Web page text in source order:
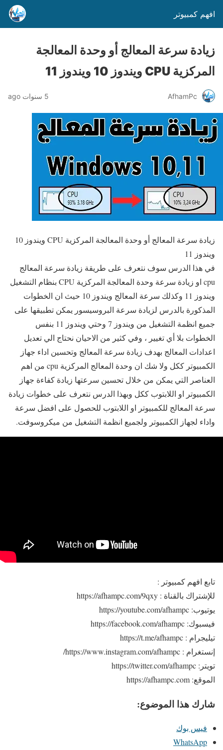
افهم كمبيوتر
زيادة سرعة المعالج أو وحدة المعالجة
المركزية CPU ويندوز 10 ويندوز 11
AfhamPc 5 سنوات ago
زيادة سرعة المعالج أو وحدة المعالجة المركزية CPU ويندوز 10
ويندوز 11
في هذا الدرس سوف نتعرف على طريقة زيادة سرعة المعالج
cpu او زيادة سرعة وحدة المعالجة المركزية CPU بنظام التشغيل
ويندوز 11 وكذلك سرعة المعالج ويندوز 10 حيث ان الخطوات
المذكورة بالدرس لزيادة سرعة البروسيسور يمكن تطبيقها على
جميع انظمة التشغيل من ويندوز 7 وحتي ويندوز 11 بنفس
الخطوات بلا أي تغيير ، وفي كثير من الاحيان نحتاج الي تعديل
اعدادات المعالج بهدف زيادة سرعة المعالج وتحسين اداء جهاز
الكمبيوتر ككل ولا شك ان وحدة المعالج المركزية cpu من اهم
العناصر التي يمكن من خلال تحسين سرعتها زيادة كفاءة جهاز
الكمبيوتر او اللابتوب ككل وبهذا الدرس نتعرف على خطوات زيادة
سرعة المعالج للكمبيوتر او اللابتوب للحصول على افضل سرعة
واداء لجهاز الكمبيوتر ولجميع انظمة التشغيل من ميكروسوفت.
تابع افهم كمبيوتر :
للإشتراك بالقناة : https://afhampc.com/9qxy
يوتيوب: https://youtube.com/afhampc
فيسبوك: https://facebook.com/afhampc
تيليجرام : https://t.me/afhampc
إنستغرام : https://www.instagram.com/afhampc/
تويتر: https://twitter.com/afhampc
الموقع: https://afhampc.com
شارك هذا الموضوع:
فيس بوك
WhatsApp